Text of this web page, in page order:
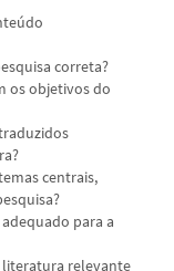
correta?
os objetivos do
centrais,
para a
literatura relevante